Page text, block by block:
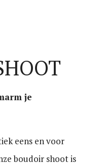
je
eens en voor
boudoir shoot is